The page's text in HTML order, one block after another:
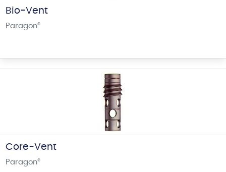
Bio-Vent
Paragon®
Core-Vent
Paragon®